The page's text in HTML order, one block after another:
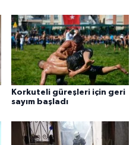
Korkuteli güreşleri için geri
sayım başladı